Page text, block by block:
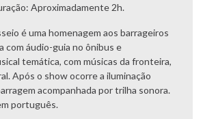
Aproximadamente 2h.
é uma homenagem aos barrageiros
com áudio-guia no ônibus e
temática, com músicas da fronteira,
Após o show ocorre a iluminação
acompanhada por trilha sonora.
português.